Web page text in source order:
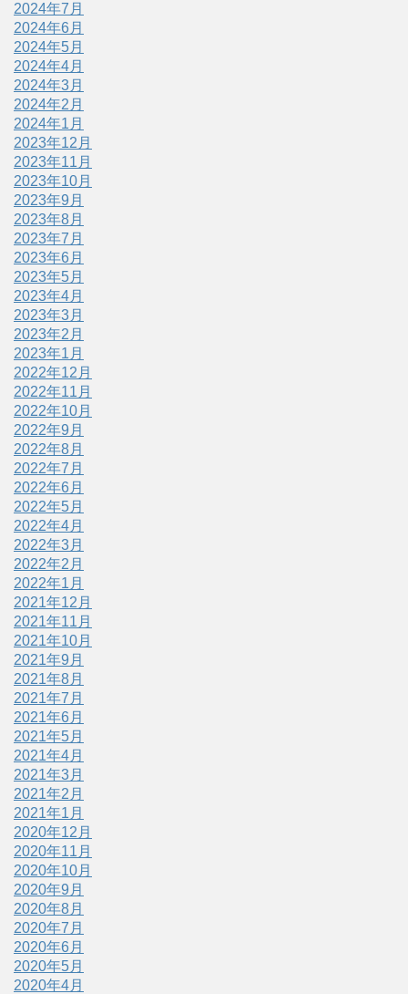
2024年7月
2024年6月
2024年5月
2024年4月
2024年3月
2024年2月
2024年1月
2023年12月
2023年11月
2023年10月
2023年9月
2023年8月
2023年7月
2023年6月
2023年5月
2023年4月
2023年3月
2023年2月
2023年1月
2022年12月
2022年11月
2022年10月
2022年9月
2022年8月
2022年7月
2022年6月
2022年5月
2022年4月
2022年3月
2022年2月
2022年1月
2021年12月
2021年11月
2021年10月
2021年9月
2021年8月
2021年7月
2021年6月
2021年5月
2021年4月
2021年3月
2021年2月
2021年1月
2020年12月
2020年11月
2020年10月
2020年9月
2020年8月
2020年7月
2020年6月
2020年5月
2020年4月